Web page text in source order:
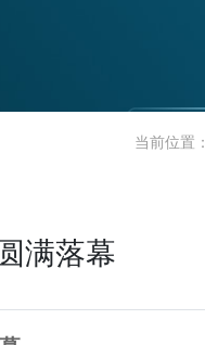
当前位置：
满落幕